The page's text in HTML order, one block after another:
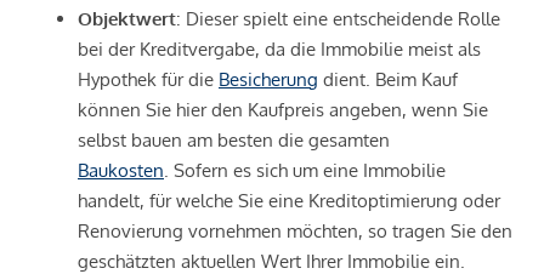
Objektwert: Dieser spielt eine entscheidende Rolle
bei der Kreditvergabe, da die Immobilie meist als
Hypothek für die Besicherung dient. Beim Kauf
können Sie hier den Kaufpreis angeben, wenn Sie
selbst bauen am besten die gesamten
Baukosten . Sofern es sich um eine Immobilie
handelt, für welche Sie eine Kreditoptimierung oder
Renovierung vornehmen möchten, so tragen Sie den
geschätzten aktuellen Wert Ihrer Immobilie ein.